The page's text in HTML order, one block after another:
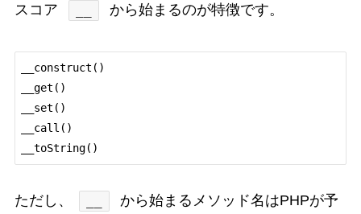
スコア
から始まるのが特徴です。
__construct()
__get()
__set()
__call()
__toString()
ただし、
から始まるメソッド名はPHPが予